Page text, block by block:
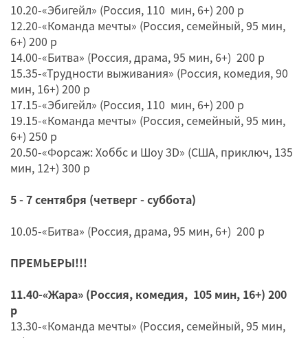
10.20-«Эбигейл» (Россия, 110 мин, 6+) 200 р
12.20-«Команда мечты» (Россия, семейный, 95 мин,
6+) 200 р
14.00-«Битва» (Россия, драма, 95 мин, 6+) 200 р
15.35-«Трудности выживания» (Россия, комедия, 90
мин, 16+) 200 р
17.15-«Эбигейл» (Россия, 110 мин, 6+) 200 р
19.15-«Команда мечты» (Россия, семейный, 95 мин,
6+) 250 р
20.50-«Форсаж: Хоббс и Шоу 3D» (США, приключ, 135
мин, 12+) 300 р
5 - 7 сентября (четверг - суббота)
10.05-«Битва» (Россия, драма, 95 мин, 6+) 200 р
ПРЕМЬЕРЫ!!!
11.40-«Жара» (Россия, комедия, 105 мин, 16+) 200
р
13.30-«Команда мечты» (Россия, семейный, 95 мин,